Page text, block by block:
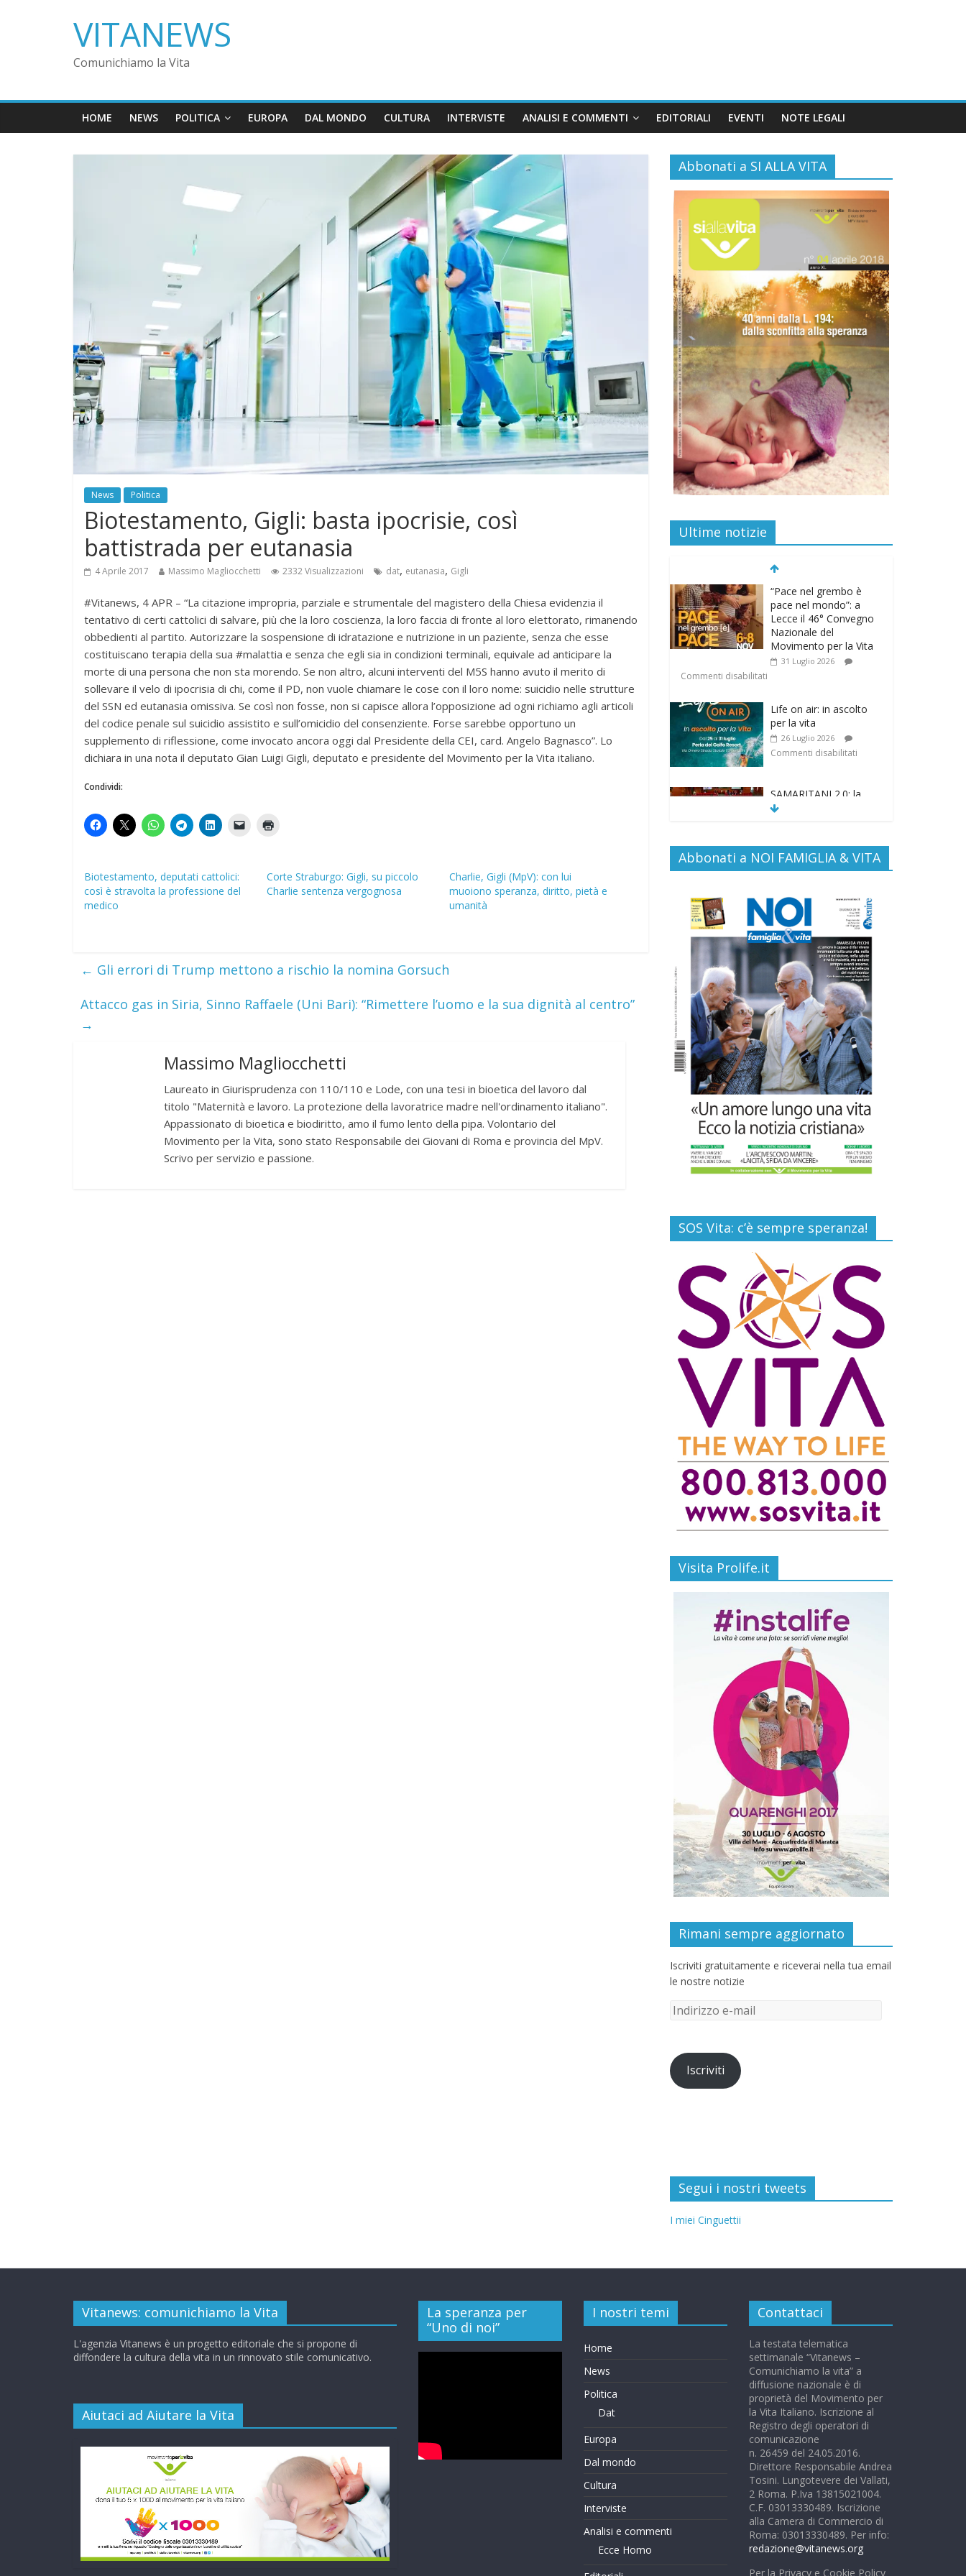
VITANEWS
Comunichiamo la Vita
HOME NEWS POLITICA EUROPA DAL MONDO CULTURA INTERVISTE ANALISI E COMMENTI EDITORIALI EVENTI NOTE LEGALI
News Politica
Biotestamento, Gigli: basta ipocrisie, così
battistrada per eutanasia
4 Aprile 2017 Massimo Magliocchetti 2332 Visualizzazioni dat, eutanasia, Gigli
#Vitanews, 4 APR – “La citazione impropria, parziale e strumentale del magistero della Chiesa evidenzia il
tentativo di certi cattolici di salvare, più che la loro coscienza, la loro faccia di fronte al loro elettorato, rimanendo
obbedienti al partito. Autorizzare la sospensione di idratazione e nutrizione in un paziente, senza che esse
costituiscano terapia della sua #malattia e senza che egli sia in condizioni terminali, equivale ad anticipare la
morte di una persona che non sta morendo. Se non altro, alcuni interventi del M5S hanno avuto il merito di
sollevare il velo di ipocrisia di chi, come il PD, non vuole chiamare le cose con il loro nome: suicidio nelle strutture
del SSN ed eutanasia omissiva. Se così non fosse, non si capisce allora l’opposizione ad ogni richiamo agli articoli
del codice penale sul suicidio assistito e sull’omicidio del consenziente. Forse sarebbe opportuno un
supplemento di riflessione, come invocato ancora oggi dal Presidente della CEI, card. Angelo Bagnasco”. Lo
dichiara in una nota il deputato Gian Luigi Gigli, deputato e presidente del Movimento per la Vita italiano.
Condividi:
Biotestamento, deputati cattolici:
così è stravolta la professione del
medico
Corte Straburgo: Gigli, su piccolo
Charlie sentenza vergognosa
Charlie, Gigli (MpV): con lui
muoiono speranza, diritto, pietà e
umanità
← Gli errori di Trump mettono a rischio la nomina Gorsuch
Attacco gas in Siria, Sinno Raffaele (Uni Bari): “Rimettere l’uomo e la sua dignità al centro”
→
Massimo Magliocchetti
Laureato in Giurisprudenza con 110/110 e Lode, con una tesi in bioetica del lavoro dal
titolo "Maternità e lavoro. La protezione della lavoratrice madre nell'ordinamento italiano".
Appassionato di bioetica e biodiritto, amo il fumo lento della pipa. Volontario del
Movimento per la Vita, sono stato Responsabile dei Giovani di Roma e provincia del MpV.
Scrivo per servizio e passione.
Abbonati a SI ALLA VITA
Ultime notizie
“Pace nel grembo è
pace nel mondo”: a
Lecce il 46° Convegno
Nazionale del
Movimento per la Vita
31 Luglio 2026
Commenti disabilitati
Life on air: in ascolto
per la vita
26 Luglio 2026
Commenti disabilitati
SAMARITANI 2.0: la
risposta di Federvita
legge
25 Luglio 2026
Gino Soldera nominato
Membro della “Hall of
Honor Prenatal
Sciences 2026”
16 Luglio 2026
Commenti disabilitati
EDITORIA: “LETTERE
AL POPOLO DELLA
VITA”
13 Luglio 2026
Commenti disabilitati
Paolo VI, un santo che
canta la bellezza della
vita
6 Agosto 2026
Commenti disabilitati
Abbonati a NOI FAMIGLIA & VITA
SOS Vita: c’è sempre speranza!
Visita Prolife.it
Rimani sempre aggiornato
Iscriviti gratuitamente e riceverai nella tua email
le nostre notizie
Iscriviti
Segui i nostri tweets
I miei Cinguettii
Vitanews: comunichiamo la Vita
L'agenzia Vitanews è un progetto editoriale che si propone di
diffondere la cultura della vita in un rinnovato stile comunicativo.
Aiutaci ad Aiutare la Vita
La speranza per
“Uno di noi”
I nostri temi
Home
News
Politica
Dat
Europa
Dal mondo
Cultura
Interviste
Analisi e commenti
Ecce Homo
Contattaci
La testata telematica
settimanale “Vitanews –
Comunichiamo la vita” a
diffusione nazionale è di
proprietà del Movimento per
la Vita Italiano. Iscrizione al
Registro degli operatori di
comunicazione
n. 26459 del 24.05.2016.
Direttore Responsabile Andrea
Tosini. Lungotevere dei Vallati,
2 Roma. P.Iva 13815021004.
C.F. 03013330489. Iscrizione
alla Camera di Commercio di
Roma: 03013330489. Per info:
redazione@vitanews.org
Per la Privacy e Cookie Policy